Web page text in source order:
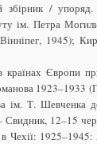
збірник /
ім. Петра
1945);
країнах Європи
1923–1933
ім. Т. Шевченка
12–15
Чехії: 1925–1945: